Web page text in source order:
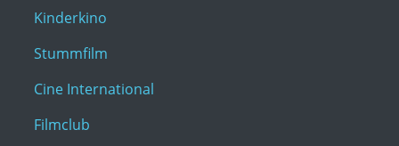
Kinderkino
Stummfilm
Cine International
Filmclub